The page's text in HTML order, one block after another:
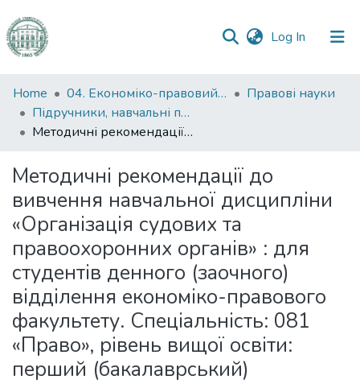
Log In (current)
Communities
&
Collections
Statistics
Home 04. Економіко-правовий факультет
Правові науки
Підручники, навчальні посібники та інші науково- та навчально-методичні праці ЕПФ (Правові науки)
Методичні рекомендації до вивчення навчальної дисципліни «Організація судових та правоохоронних органів» : для студентів денного (заочного) відділення економіко-правового факультету. Спеціальність: 081 «Право», рівень вищої освіти: перший (бакалаврський)
Методичні рекомендації до
вивчення навчальної дисципліни
«Організація судових та
правоохоронних органів» : для
студентів денного (заочного)
відділення економіко-правового
факультету. Спеціальність: 081
«Право», рівень вищої освіти:
перший (бакалаврський)